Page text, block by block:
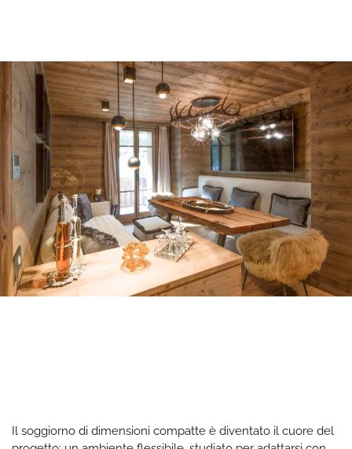
Il soggiorno di dimensioni compatte è diventato il cuore del